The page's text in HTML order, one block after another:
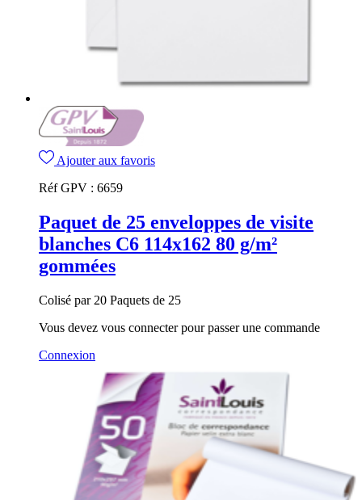
Ajouter aux favoris
Réf GPV : 6659
Paquet de 25 enveloppes de visite
blanches C6 114x162 80 g/m²
gommées
Colisé par 20 Paquets de 25
Vous devez vous connecter pour passer une commande
Connexion